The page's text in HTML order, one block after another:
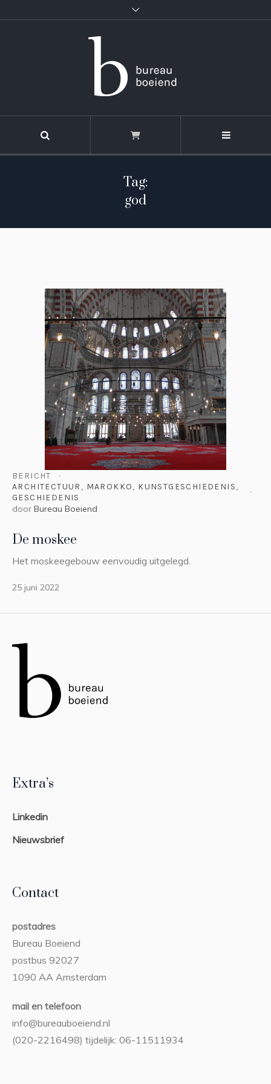
Tag:
god
BERICHT
ARCHITECTUUR , MAROKKO, KUNSTGESCHIEDENIS,
GESCHIEDENIS
door Bureau Boeiend
De moskee
Het moskeegebouw eenvoudig uitgelegd.
25 juni 2022
Extra’s
Linkedin
Nieuwsbrief
Contact
postadres
Bureau Boeiend
postbus 92027
1090 AA Amsterdam
mail en telefoon
info@bureauboeiend.nl
(020-2216498) tijdelijk: 06-11511934